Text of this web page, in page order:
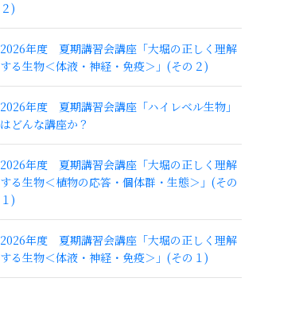
２)
2026年度 夏期講習会講座「大堀の正しく理解
する生物＜体液・神経・免疫＞」(その２)
2026年度 夏期講習会講座「ハイレベル生物」
はどんな講座か？
2026年度 夏期講習会講座「大堀の正しく理解
する生物＜植物の応答・個体群・生態＞」(その
１)
2026年度 夏期講習会講座「大堀の正しく理解
する生物＜体液・神経・免疫＞」(その１)